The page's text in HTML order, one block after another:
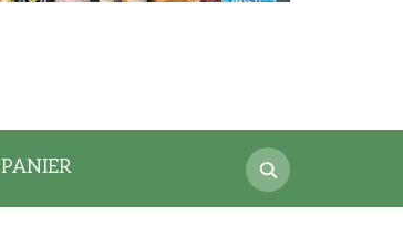
Search
for:
PANIER